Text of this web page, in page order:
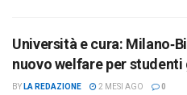
Università e cura:
nuovo welfare per
BY LA REDAZIONE 2 MESI AGO 0